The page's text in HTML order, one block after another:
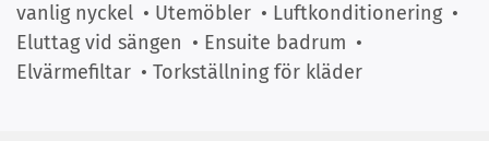
vanlig nyckel • Utemöbler • Luftkonditionering •
Eluttag vid sängen • Ensuite badrum •
Elvärmefiltar • Torkställning för kläder